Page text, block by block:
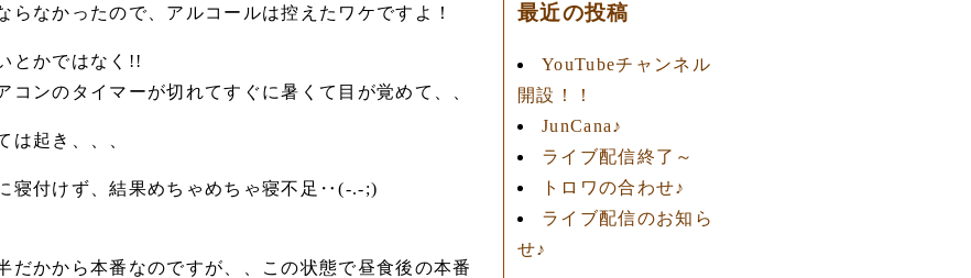
らなかったので、アルコールは控えたワケですよ！
とかではなく!!
ンのタイマーが切れてすぐに暑くて目が覚めて、、
は起き、、、
寝付けず、結果めちゃめちゃ寝不足‥(-.-;)
だかから本番なのですが、、この状態で昼食後の本番
最近の投稿
YouTubeチャンネル
開設！！
JunCana♪
ライブ配信終了～
トロワの合わせ♪
ライブ配信のお知ら
せ♪